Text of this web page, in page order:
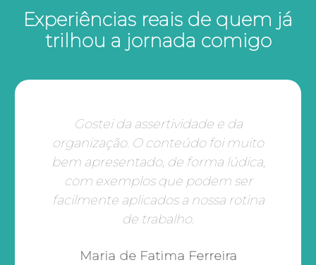
Experiências reais de quem já
trilhou a jornada comigo
Gostei da assertividade e da
organização. O conteúdo foi muito
bem apresentado, de forma lúdica,
com exemplos que podem ser
facilmente aplicados a nossa rotina
de trabalho.
Maria de Fatima Ferreira